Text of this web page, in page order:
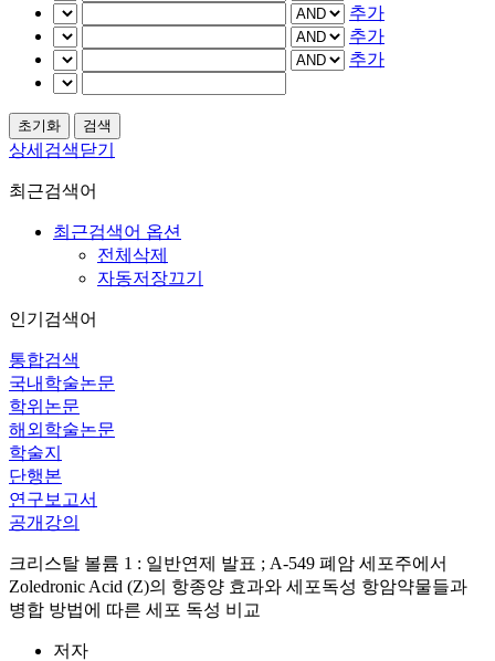
추가
추가
추가
상세검색닫기
최근검색어
최근검색어 옵션
전체삭제
자동저장끄기
인기검색어
통합검색
국내학술논문
학위논문
해외학술논문
학술지
단행본
연구보고서
공개강의
크리스탈 볼륨 1 : 일반연제 발표 ; A-549 폐암 세포주에서
Zoledronic Acid (Z)의 항종양 효과와 세포독성 항암약물들과
병합 방법에 따른 세포 독성 비교
저자